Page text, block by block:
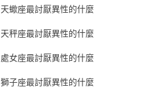
天蠍座最討厭異性的什麼
天秤座最討厭異性的什麼
處女座最討厭異性的什麼
獅子座最討厭異性的什麼